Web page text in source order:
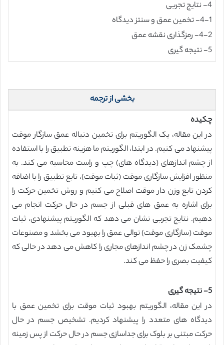
4- نتایج تجربی
4-1- تخمین عمق و سنتز دیدگاه
4-2- رمزگذاری نقشه عمق
5- نتیجه گیری
بخشی از ترجمه
چکیده
در این مقاله، یک الگوریتم برای تخمین دنباله عمق سازگار موقت
پیشنهاد می کنیم. در ابتدا، الگوریتم ما هزینه تطبیق را با استفاده
از چشم اندازهای (دیدگاه های) چپ و راست محاسبه می کند. به
منظور افزایش سازگاری موقت (ثبات موقت)، تابع تطبیق را با اضافه
کردن تابع وزن دار موقت اصلاح می کنیم و روش تخمین حرکت را
برای اشاره به عمق های قبلی از جسم در حال حرکت انجام می
دهیم. نتایج تجربی نشان می دهد که الگوریتم پیشنهادی، ثبات
موقت (سازگاری موقت) توالی عمق را بهبود می بخشد و مصنوعات
چشمک زن در چشم اندازهای مجاری را کاهش می دهد در حالی که
کیفیت بصری را حفظ می کند.
5- نتیجه گیری
در این مقاله، الگوریتم بهبود ثبات موقت برای تخمین عمق با
دیدگاه های متعدد را پیشنهاد کردیم. تشخیص جسم در حال
حرکت مبتنی بر بلوک برای جداسازی جسم در حال حرکت از پس زمینه